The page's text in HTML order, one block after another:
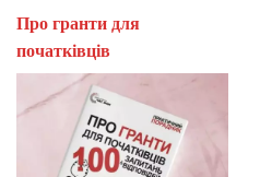
Про гранти для
початківців